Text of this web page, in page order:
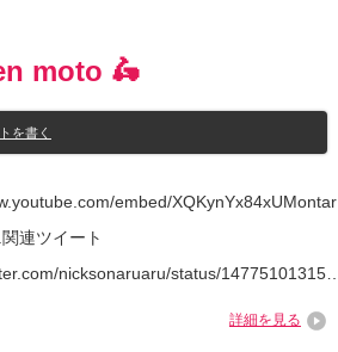
moto 🛵
を書く
embed/XQKynYx84xUMontar
連ツイート
nicksonaruaru/status/14775101315…
詳細を見る